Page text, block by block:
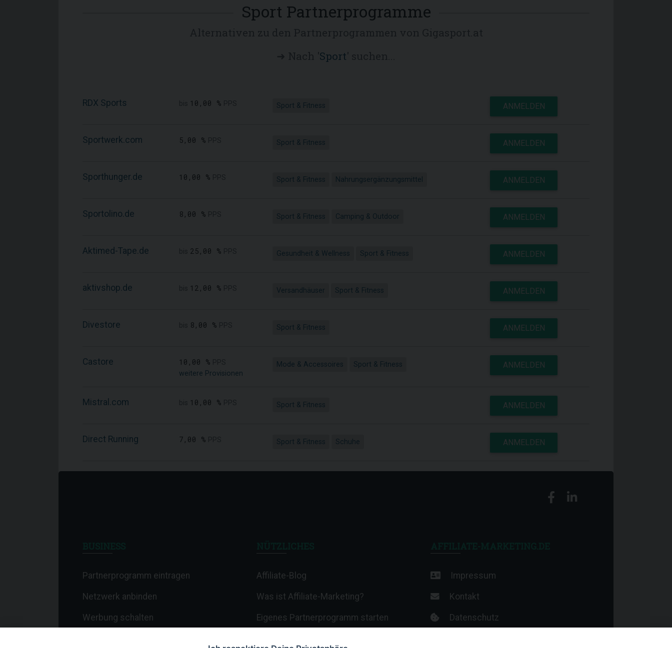
Sport Partnerprogramme
Sport
RDX Sports 10,00 % Sport & Fitness ANMELDEN
Sportwerk.com 5,00 % Sport & Fitness ANMELDEN
Sporthunger.de 10,00 % Sport & Fitness Nahrungsergänzungsmittel ANMELDEN
Sportolino.de 8,00 % Sport & Fitness Camping & Outdoor ANMELDEN
Aktimed-Tape.de 25,00 % Gesundheit & Wellness Sport & Fitness ANMELDEN
aktivshop.de 12,00 % Versandhäuser Sport & Fitness ANMELDEN
Divestore 8,00 % Sport & Fitness ANMELDEN
Castore 10,00 %
weitere Provisionen
Mode & Accessoires Sport & Fitness ANMELDEN
Mistral.com 10,00 % Sport & Fitness ANMELDEN
Direct Running 7,00 % Sport & Fitness Schuhe ANMELDEN
Partnerprogramm eintragen
Netzwerk anbinden
Werbung schalten
Affiliate-Blog
Was ist Affiliate-Marketing?
Eigenes Partnerprogramm starten
Impressum
Kontakt
Datenschutz